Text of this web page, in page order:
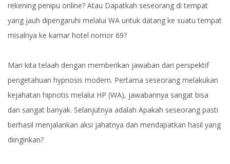
rekening penipu online? Atau Dapatkah seseorang di tempat
yang jauh dipengaruhi melalui WA untuk datang ke suatu tempat
misalnya ke kamar hotel nomor 69?
Mari kita telaah dengan memberikan jawaban dari perspektif
pengetahuan hypnosis modern. Pertama seseorang melakukan
kejahatan hipnotis melalui HP (WA), jawabannya sangat bisa
dan sangat banyak. Selanjutnya adalah Apakah seseorang pasti
berhasil menjalankan aksi jahatnya dan mendapatkan hasil yang
diinginkan?